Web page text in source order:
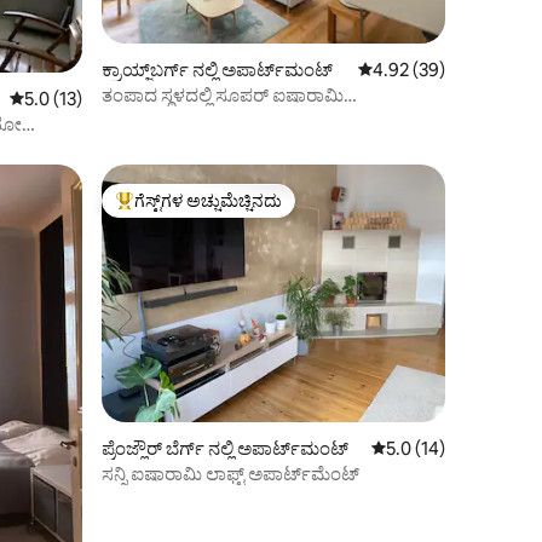
5 ರಲ್ಲಿ 5.0 ಸರಾಸರಿ ರೇಟಿಂಗ್, 13 ವಿಮರ್ಶೆಗಳು
5.0 (13)
ಕ್ರಾಯ್ಜ್‌ಬರ್ಗ್ ನಲ್ಲಿ ಅಪಾರ್ಟ್‌ಮಂಟ್ 5 ರಲ್ಲಿ 4.92 ಸರಾಸರಿ
4.92 (39)
ತಂಪಾದ ಸ್ಥಳದಲ್ಲಿ ಸೂಪರ್ ಐಷಾರಾಮಿ
ಗೆಸ್ಟ್‌ಗಳಿಗೆ ಅತಿ ಹೆಚ್ಚು ಅಚ್ಚುಮೆಚ್ಚಿನದು
ಗೆಸ್ಟ್‌ಗಳ ಅಚ್ಚುಮೆಚ್ಚಿನದು
ಪ್ರೆಂಜ್ಲೌರ್ ಬೆರ್ಗ್ ನಲ್ಲಿ ಅಪಾರ್ಟ್‌ಮಂಟ್ 5 ರಲ್ಲಿ 5.0 ಸರಾಸರಿ
5.0 (14)
ಸನ್ನಿ ಐಷಾರಾಮಿ ಲಾಫ್ಟ್ ಅಪಾರ್ಟ್‌ಮೆಂಟ್